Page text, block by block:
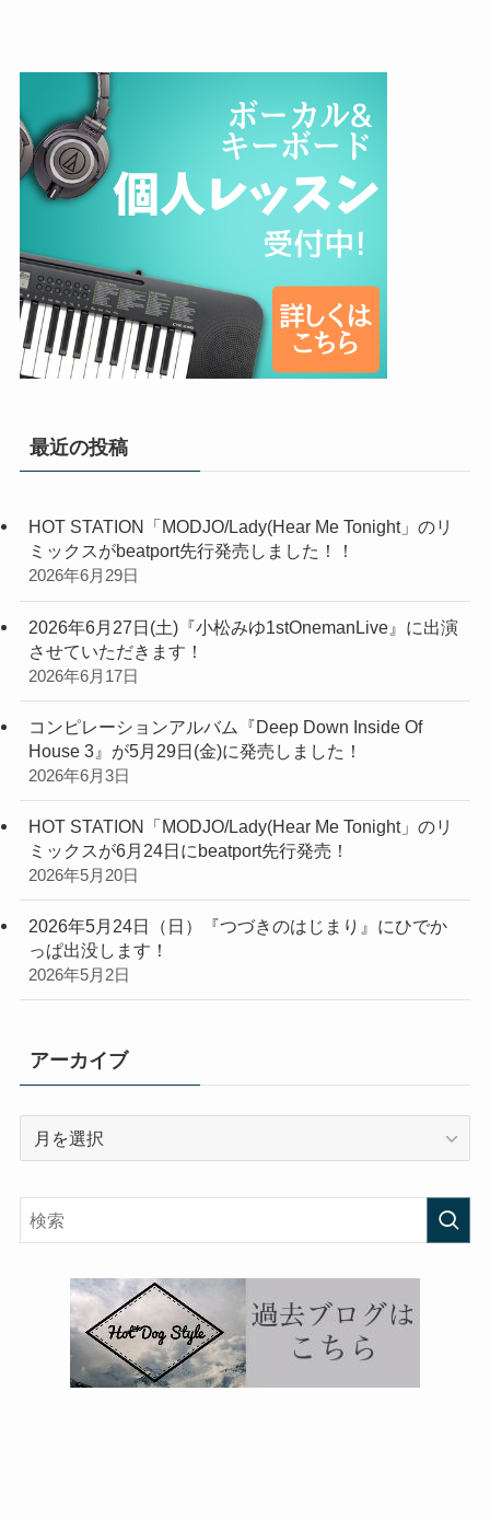
最近の投稿
HOT STATION「MODJO/Lady(Hear Me Tonight」のリ
ミックスがbeatport先行発売しました！！
2026年6月29日
2026年6月27日(土)『小松みゆ1stOnemanLive』に出演
させていただきます！
2026年6月17日
コンピレーションアルバム『Deep Down Inside Of
House 3』が5月29日(金)に発売しました！
2026年6月3日
HOT STATION「MODJO/Lady(Hear Me Tonight」のリ
ミックスが6月24日にbeatport先行発売！
2026年5月20日
2026年5月24日（日）『つづきのはじまり』にひでか
っぱ出没します！
2026年5月2日
アーカイブ
イ